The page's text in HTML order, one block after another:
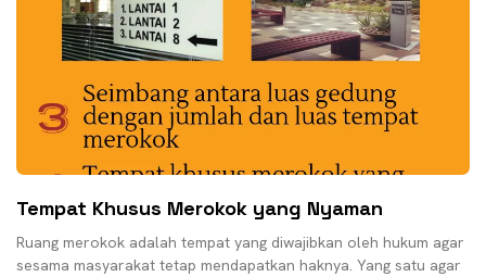
Tempat Khusus Merokok yang Nyaman
Ruang merokok adalah tempat yang diwajibkan oleh hukum agar
sesama masyarakat tetap mendapatkan haknya. Yang satu agar